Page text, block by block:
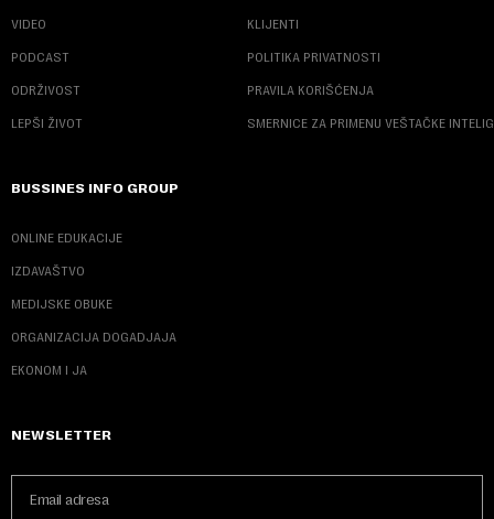
VIDEO
PODCAST
ODRŽIVOST
LEPŠI ŽIVOT
KLIJENTI
POLITIKA PRIVATNOSTI
PRAVILA KORIŠĆENJA
SMERNICE ZA PRIMENU VEŠTAČKE
BUSSINES INFO GROUP
ONLINE EDUKACIJE
IZDAVAŠTVO
MEDIJSKE OBUKE
ORGANIZACIJA DOGADJAJA
EKONOM I JA
NEWSLETTER